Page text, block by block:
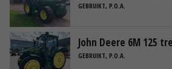
GEBRUIKT, P.O.A.
John Deere 6M 125
GEBRUIKT, P.O.A.